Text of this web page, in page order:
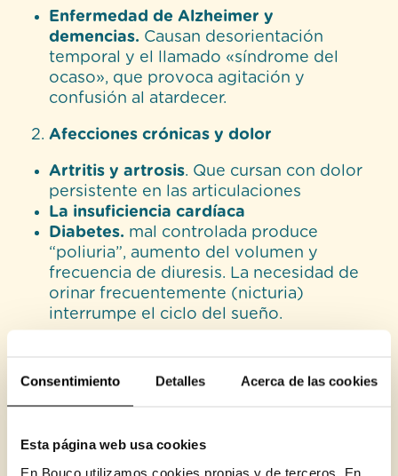
Consentimiento Detalles Acerca de las cookies
Esta página web usa cookies
En Bouco utilizamos cookies propias y de terceros. En
Enfermedad de Alzheimer y
demencias. Causan desorientación
temporal y el llamado «síndrome del
ocaso», que provoca agitación y
confusión al atardecer.
Afecciones crónicas y dolor
Artritis y artrosis. Que cursan con dolor
persistente en las articulaciones
La insuficiencia cardíaca
Diabetes. mal controlada produce
“poliuria”, aumento del volumen y
frecuencia de diuresis. La necesidad de
orinar frecuentemente (nicturia)
interrumpe el ciclo del sueño.
Apnea Obstructiva del Sueño y
Trastornos de la función del tiroides.
Salud mental